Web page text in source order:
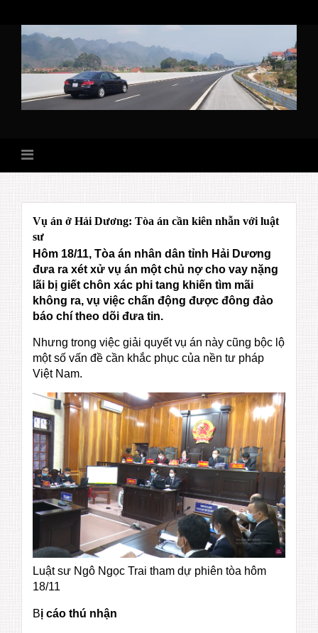
content
Vụ án ở Hải Dương: Tòa án cần kiên nhẫn với luật
sư
Hôm 18/11, Tòa án nhân dân tỉnh Hải Dương
đưa ra xét xử vụ án một chủ nợ cho vay nặng
lãi bị giết chôn xác phi tang khiến tìm mãi
không ra, vụ việc chấn động được đông đảo
báo chí theo dõi đưa tin.
Nhưng trong việc giải quyết vụ án này cũng bộc lộ
một số vấn đề cần khắc phục của nền tư pháp
Việt Nam.
Luật sư Ngô Ngọc Trai tham dự phiên tòa hôm
18/11
Bị cáo thú nhận